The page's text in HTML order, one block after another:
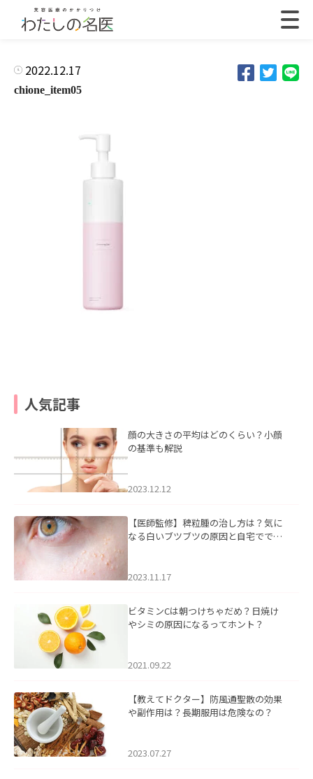
2022.12.17
chione_item05
人気記事
顔の大きさの平均はどのくらい？小顔
の基準も解説
2023.12.12
【医師監修】稗粒腫の治し方は？気に
なる白いブツブツの原因と自宅ででき
2023.11.17
ビタミンCは朝つけちゃだめ？日焼け
やシミの原因になるってホント？
2021.09.22
【教えてドクター】防風通聖散の効果
や副作用は？長期服用は危険なの？
2023.07.27